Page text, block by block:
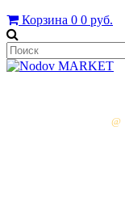
Корзина 0 0 руб.
@